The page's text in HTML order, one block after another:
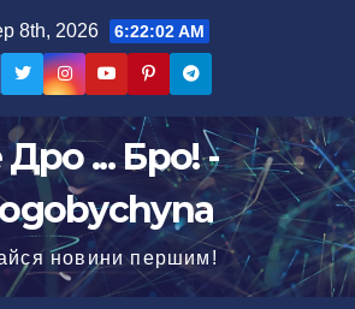
8th, 2026 6:22:03 AM
... Бро! -
новини першим!